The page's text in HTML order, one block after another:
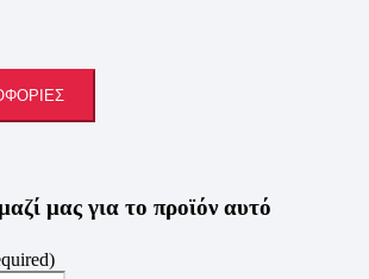
μας για το προϊόν αυτό